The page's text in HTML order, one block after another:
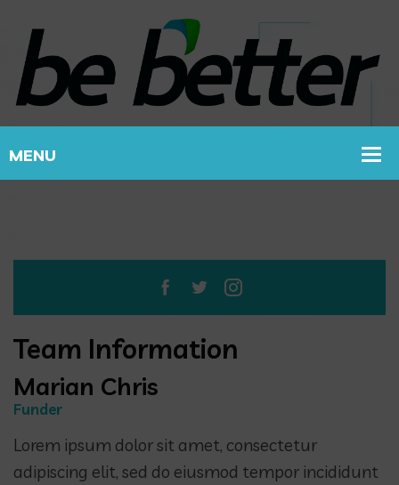
Team Information
Marian Chris
Funder
Lorem ipsum dolor sit amet, consectetur
adipiscing elit, sed do eiusmod tempor incididunt